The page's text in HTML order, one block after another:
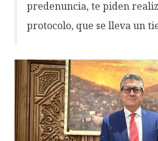
predenuncia, te piden
protocolo, que se lleva un